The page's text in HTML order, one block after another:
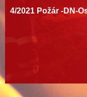
4/2021 Požár -DN-